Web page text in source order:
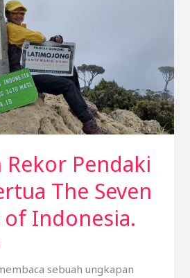
Rekor Pendaki
The Seven
Indonesia.
sebuah ungkapan